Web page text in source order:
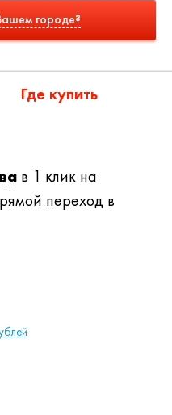
городе?
Где купить
в 1 клик на
переход в